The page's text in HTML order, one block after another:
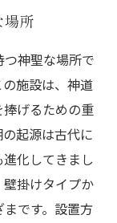
文化
場所
神聖な場所で
施設は、神道
げるための重
起源は古代に
化してきまし
掛けタイプか
です。設置方